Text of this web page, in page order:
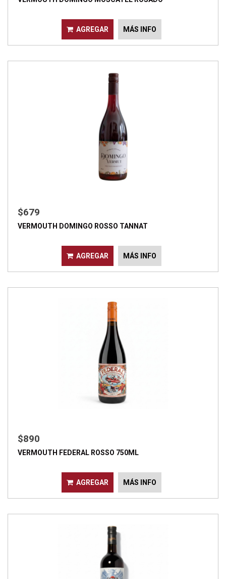
AGREGAR MÁS INFO
$679
VERMOUTH DOMINGO ROSSO TANNAT
AGREGAR MÁS INFO
$890
VERMOUTH FEDERAL ROSSO 750ML
AGREGAR MÁS INFO